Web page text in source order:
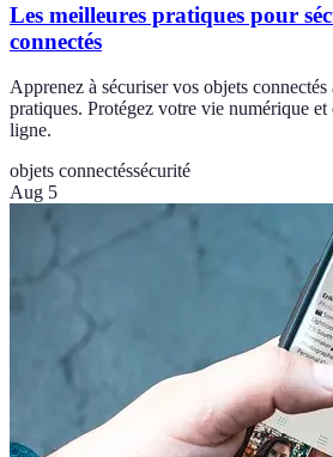
Les meilleures pratiques pour
connectés
Apprenez à sécuriser vos objets connectés
pratiques. Protégez votre vie numérique et
ligne.
objets connectéssécurité
Aug 5